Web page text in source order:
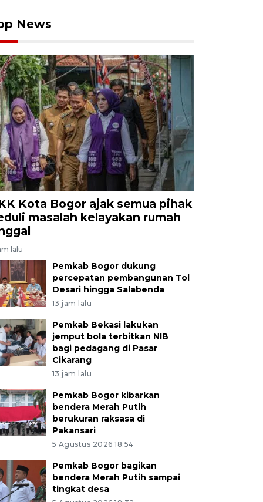
News
Kota Bogor ajak semua pihak
masalah kelayakan rumah
lalu
Pemkab Bogor dukung
percepatan pembangunan Tol
Desari hingga Salabenda
13 jam lalu
Pemkab Bekasi lakukan
jemput bola terbitkan NIB
bagi pedagang di Pasar
Cikarang
13 jam lalu
Pemkab Bogor kibarkan
bendera Merah Putih
berukuran raksasa di
Pakansari
5 Agustus 2026 18:54
Pemkab Bogor bagikan
bendera Merah Putih sampai
tingkat desa